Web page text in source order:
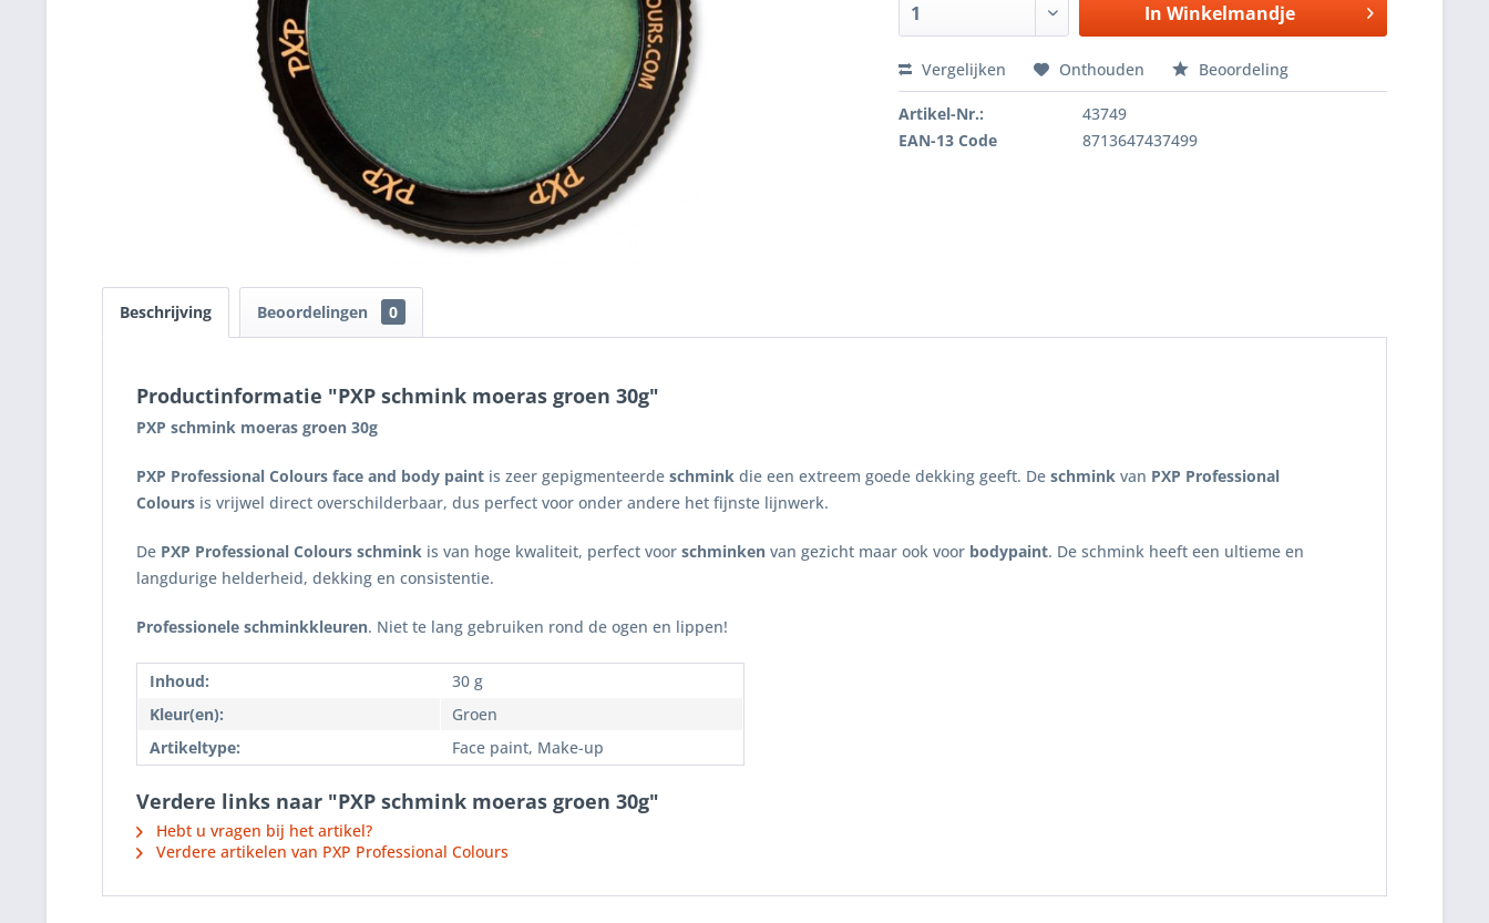
In Winkelmandje
Vergelijken Onthouden Beoordeling
Artikel-Nr.:
43749
EAN-13 Code
8713647437499
Beschrijving Beoordelingen 0
Productinformatie "PXP schmink moeras groen 30g"
PXP schmink moeras groen 30g
PXP Professional Colours face and body paint is zeer gepigmenteerde schmink die een extreem goede dekking geeft. De schmink van PXP Professional
Colours is vrijwel direct overschilderbaar, dus perfect voor onder andere het fijnste lijnwerk.
De PXP Professional Colours schmink is van hoge kwaliteit, perfect voor schminken van gezicht maar ook voor bodypaint. De schmink heeft een ultieme en
langdurige helderheid, dekking en consistentie.
Professionele schminkkleuren. Niet te lang gebruiken rond de ogen en lippen!
Inhoud:
30 g
Kleur(en):
Groen
Artikeltype:
Face paint, Make-up
Verdere links naar "PXP schmink moeras groen 30g"
Hebt u vragen bij het artikel?
Verdere artikelen van PXP Professional Colours